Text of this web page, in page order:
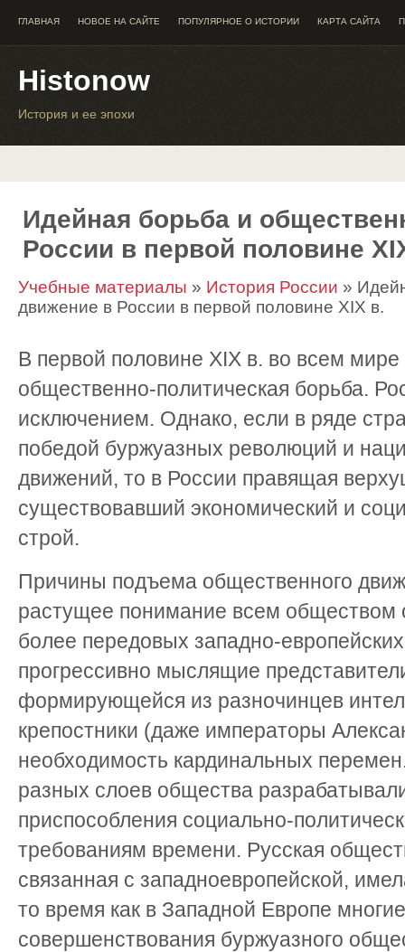
ГЛАВНАЯ НОВОЕ НА САЙТЕ ПОПУЛЯРНОЕ О ИСТОРИИ КАРТА САЙТА
Histonow
История и ее эпохи
Идейная борьба и
России в первой половине
Учебные материалы » История России »
движение в России в первой половине XIX в.
В первой половине XIX в. во всем
общественно-политическая борьба.
исключением. Однако, если в ряде
победой буржуазных революций и
движений, то в России правящая
существовавший экономический и
строй.
Причины подъема общественного
растущее понимание всем обществом
более передовых западно-
прогрессивно мыслящие
формирующейся из разночинцев
крепостники (даже императоры
необходимость кардинальных
разных слоев общества
приспособления социально-
требованиям времени. Русская
связанная с западноевропейской,
то время как в Западной Европе
совершенствования буржуазного